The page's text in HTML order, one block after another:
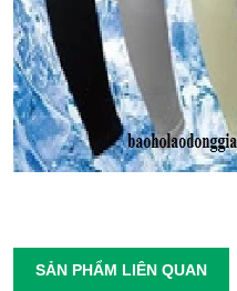
SẢN PHẨM LIÊN QUAN